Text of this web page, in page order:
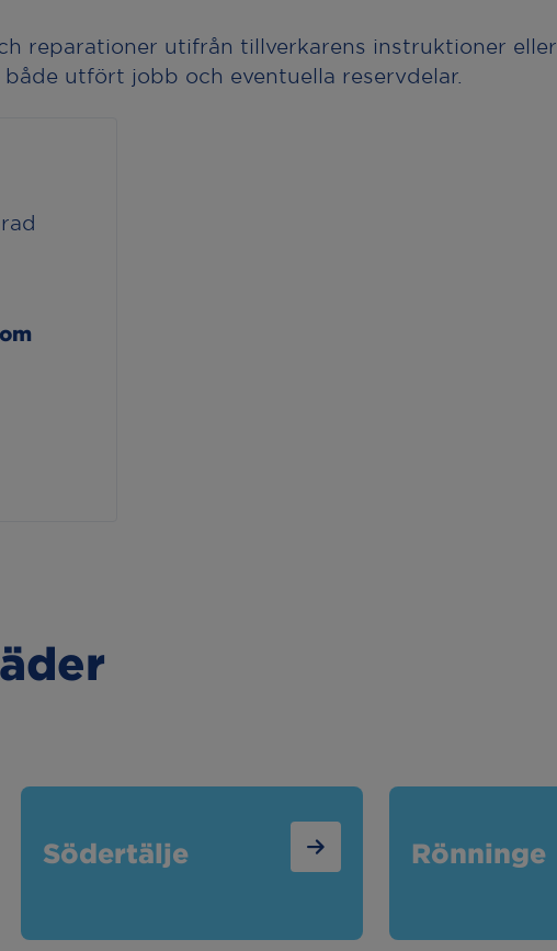
reparationer utifrån tillverkarens instruktioner eller
utfört jobb och eventuella reservdelar.
Södertälje Rönninge